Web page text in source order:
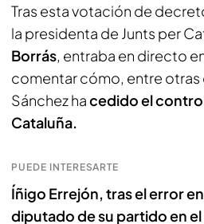
Tras esta votación de
la presidenta de Junts per
Borrás, entraba en directo
comentar cómo, entre otras
Sánchez hacedido el
Cataluña.
PUEDE INTERESARTE
Íñigo Errejón, tras el error
diputado de su partido en el